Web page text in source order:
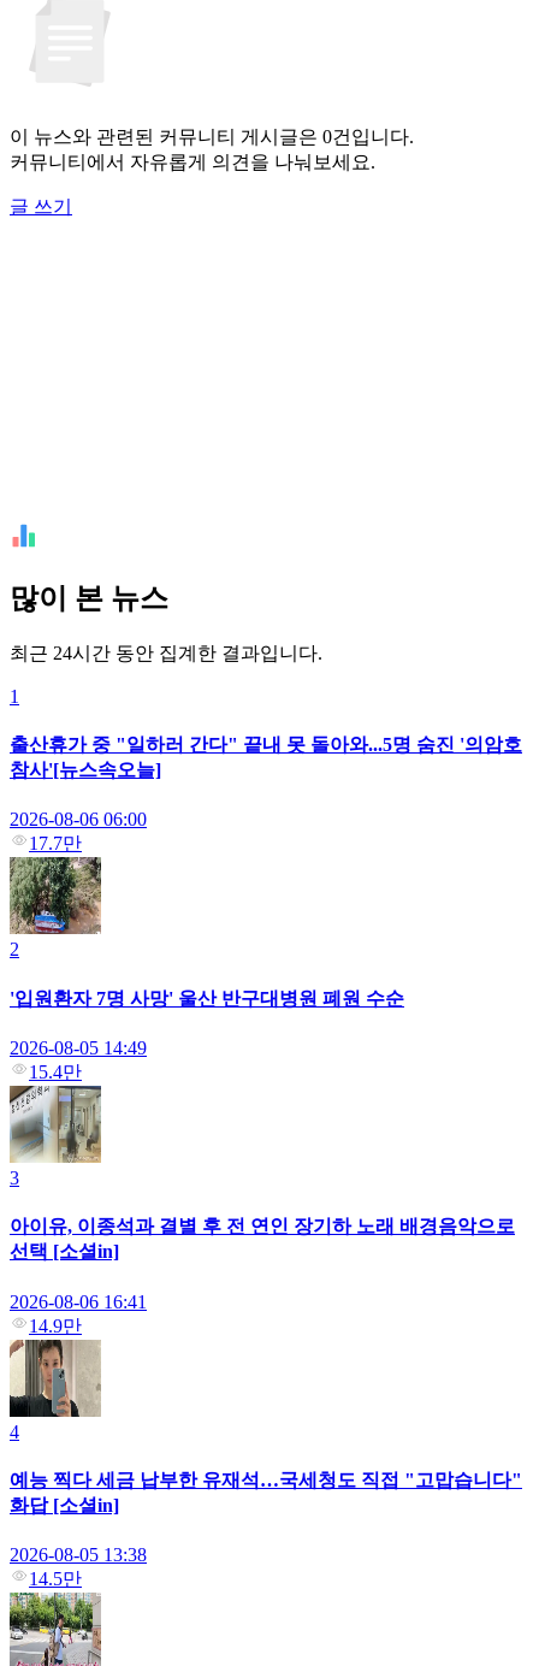
이 뉴스와 관련된 커뮤니티 게시글은 0건입니다.
커뮤니티에서 자유롭게 의견을 나눠보세요.
글 쓰기
많이 본 뉴스
최근 24시간 동안 집계한 결과입니다.
1
출산휴가 중 "일하러 간다" 끝내 못 돌아와...5명 숨진 '의암호
참사'[뉴스속오늘]
2026-08-06 06:00
17.7만
2
'입원환자 7명 사망' 울산 반구대병원 폐원 수순
2026-08-05 14:49
15.4만
3
아이유, 이종석과 결별 후 전 연인 장기하 노래 배경음악으로
선택 [소셜in]
2026-08-06 16:41
14.9만
4
예능 찍다 세금 납부한 유재석…국세청도 직접 "고맙습니다"
화답 [소셜in]
2026-08-05 13:38
14.5만